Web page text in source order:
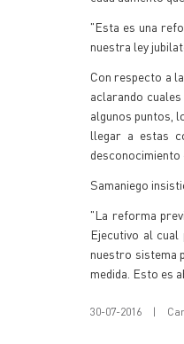
"Esta es una
nuestra ley
Con respecto a
aclarando
algunos puntos,
llegar a estas
desconocimiento
Samaniego
"La reforma
Ejecutivo al
nuestro sistema
medida. Esto es
30-07-2016 |